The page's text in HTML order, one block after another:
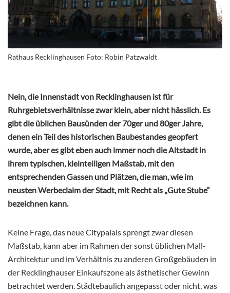
Rathaus Recklinghausen Foto: Robin Patzwaldt
Nein, die Innenstadt von Recklinghausen ist für
Ruhrgebietsverhältnisse zwar klein, aber nicht hässlich. Es
gibt die üblichen Bausünden der 70ger und 80ger Jahre,
denen ein Teil des historischen Baubestandes geopfert
wurde, aber es gibt eben auch immer noch die Altstadt in
ihrem typischen, kleinteiligen Maßstab, mit den
entsprechenden Gassen und Plätzen, die man, wie im
neusten Werbeclaim der Stadt, mit Recht als „Gute Stube“
bezeichnen kann.
Keine Frage, das neue Citypalais sprengt zwar diesen
Maßstab, kann aber im Rahmen der sonst üblichen Mall-
Architektur und im Verhältnis zu anderen Großgebäuden in
der Recklinghauser Einkaufszone als ästhetischer Gewinn
betrachtet werden. Städtebaulich angepasst oder nicht, was